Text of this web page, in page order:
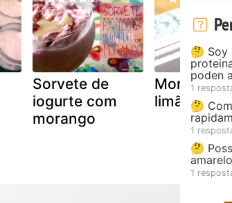
Sorvete de
iogurte com
morango
Morangos
limão e
🤔 Soy
poden
1
🤔
1
🤔
1